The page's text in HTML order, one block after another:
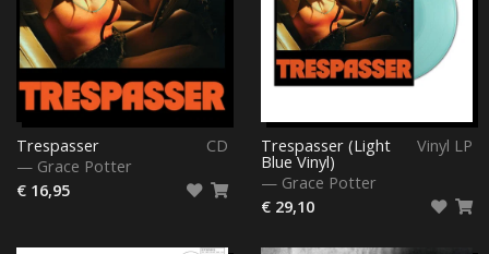
CD
Trespasser
— Grace Potter
€ 16,95
Vinyl LP
Trespasser (Light
Blue Vinyl)
— Grace Potter
€ 29,10